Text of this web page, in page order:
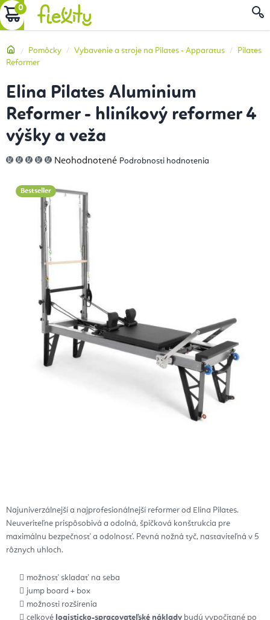
Prejsť
na
NÁKUPNÝ
DomovPomôcky Vybavenie a stroje na Pilates - Apparatus
Pilates
Reformer
Najuniverzálnejší a najprofesionálnejší reformer od Elina Pilates.
Neuveriteľne prispôsobivá a odolná, špičková konštrukcia pre
maximálnu bezpečnosť a odolnosť. Pevná nožná tyč, nastaviteľná v 5
rôznych uhloch.
možnosť skladať na seba
jump board + box
možnosti rozšírenia
celkové logisticko-spracovateľské náklady budú vypočítané po
Elina Pilates Aluminium
Reformer - hliníkový reformer 4
výšky a veža
Priemerné
hodnotenie
0,0
z
hviezdičiek.
Neohodnotené Podrobnosti hodnotenia
Bestseller